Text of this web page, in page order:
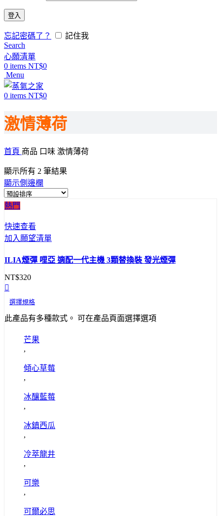
登入
忘記密碼了？
記住我
Search
心願清單
0 items NT$0
Menu
0 items NT$0
激情薄荷
首頁 商品 口味 激情薄荷
顯示所有 2 筆結果
顯示側邊欄
熱門
快速查看
加入願望清單
ILIA煙彈 哩亞 適配一代主機 3顆替換裝 發光煙彈
NT$320
選擇規格
此產品有多種款式。 可在產品頁面選擇選項
芒果
,
傾心草莓
,
冰釀藍莓
,
冰鎮西瓜
,
冷萃龍井
,
可樂
,
可爾必思